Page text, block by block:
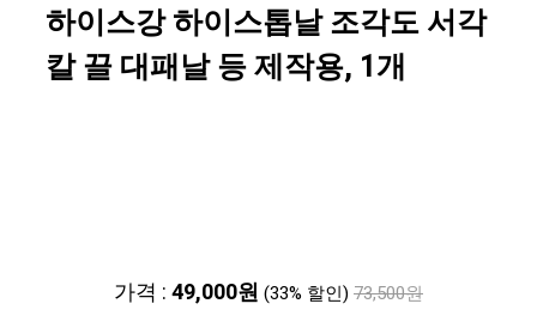
하이스강 하이스톱날 조각도 서각
칼 끌 대패날 등 제작용, 1개
가격 :49,000원 (33% 할인) 73,500원